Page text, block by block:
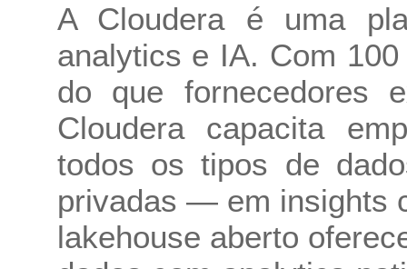
A Cloudera é uma
analytics e IA. Com
do que fornecedores
Cloudera capacita
todos os tipos de
privadas — em insights
lakehouse aberto